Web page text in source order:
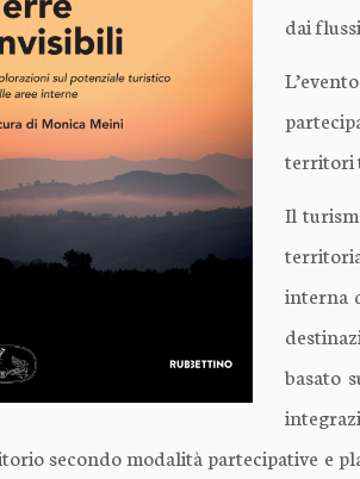
dai
territori
Il
interna
basato
secondo modalità partecipative e